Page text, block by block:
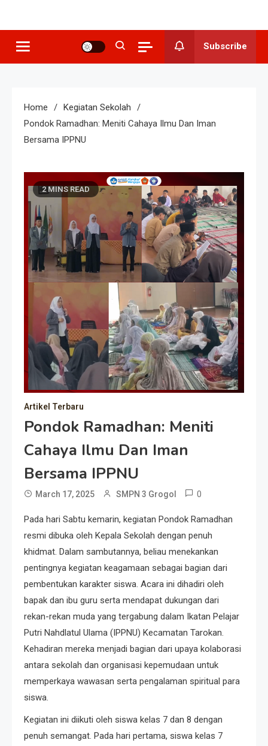
SMP N 3
Grogol
Subscribe
Home
Kegiatan Sekolah
Pondok Ramadhan: Meniti Cahaya Ilmu Dan Iman
Bersama IPPNU
2 MINS READ
Artikel Terbaru
Pondok Ramadhan: Meniti
Cahaya Ilmu Dan Iman
Bersama IPPNU
March 17, 2025 SMPN 3 Grogol 0
Pada hari Sabtu kemarin, kegiatan Pondok Ramadhan
resmi dibuka oleh Kepala Sekolah dengan penuh
khidmat. Dalam sambutannya, beliau menekankan
pentingnya kegiatan keagamaan sebagai bagian dari
pembentukan karakter siswa. Acara ini dihadiri oleh
bapak dan ibu guru serta mendapat dukungan dari
rekan-rekan muda yang tergabung dalam Ikatan Pelajar
Putri Nahdlatul Ulama (IPPNU) Kecamatan Tarokan.
Kehadiran mereka menjadi bagian dari upaya kolaborasi
antara sekolah dan organisasi kepemudaan untuk
memperkaya wawasan serta pengalaman spiritual para
siswa.
Kegiatan ini diikuti oleh siswa kelas 7 dan 8 dengan
penuh semangat. Pada hari pertama, siswa kelas 7